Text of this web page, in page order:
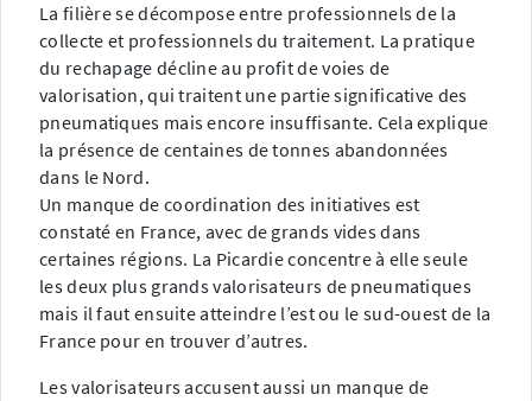
La filière se décompose entre professionnels de la
collecte et professionnels du traitement. La pratique
du rechapage décline au profit de voies de
valorisation, qui traitent une partie significative des
pneumatiques mais encore insuffisante. Cela explique
la présence de centaines de tonnes abandonnées
dans le Nord.
Un manque de coordination des initiatives est
constaté en France, avec de grands vides dans
certaines régions. La Picardie concentre à elle seule
les deux plus grands valorisateurs de pneumatiques
mais il faut ensuite atteindre l’est ou le sud-ouest de la
France pour en trouver d’autres.
Les valorisateurs accusent aussi un manque de